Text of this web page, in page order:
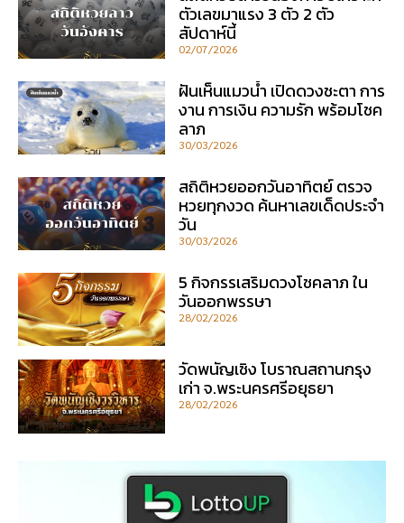
ตัวเลขมาแรง 3 ตัว 2 ตัว
สัปดาห์นี้
02/07/2026
ฝันเห็นแมวน้ำ เปิดดวงชะตา การ
งาน การเงิน ความรัก พร้อมโชค
ลาภ
30/03/2026
สถิติหวยออกวันอาทิตย์ ตรวจ
หวยทุกงวด ค้นหาเลขเด็ดประจำ
วัน
30/03/2026
5 กิจกรรเสริมดวงโชคลาภ ใน
วันออกพรรษา
28/02/2026
วัดพนัญเชิง โบราณสถานกรุง
เก่า จ.พระนครศรีอยุธยา
28/02/2026